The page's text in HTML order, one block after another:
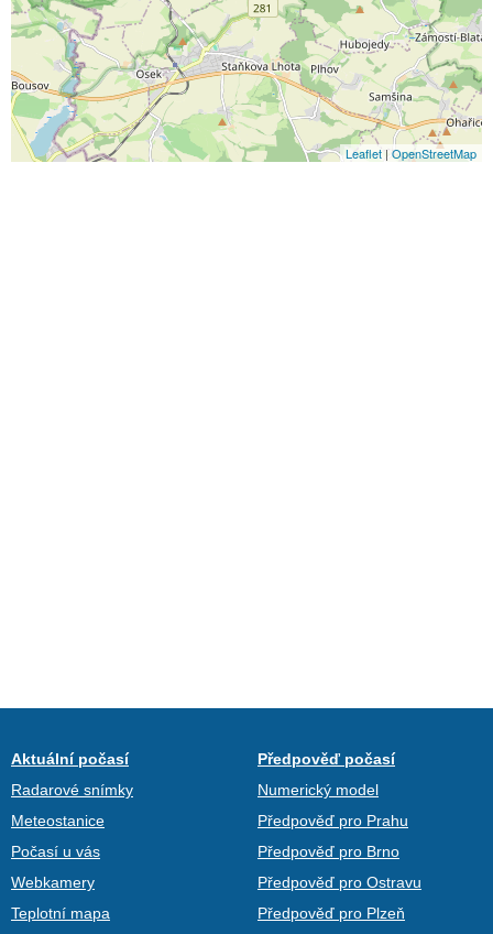
Leaflet |OpenStreetMap
Aktuální počasí
Radarové snímky
Meteostanice
Počasí u vás
Webkamery
Teplotní mapa
Předpověď počasí
Numerický model
Předpověď pro Prahu
Předpověď pro Brno
Předpověď pro Ostravu
Předpověď pro Plzeň